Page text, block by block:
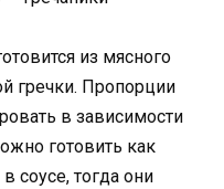
из мясного
гречки. Пропорции
в зависимости
готовить как
соусе, тогда они